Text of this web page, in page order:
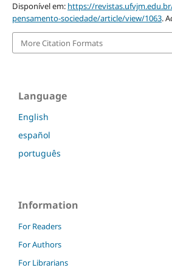
Disponível em: https://
pensamento-sociedade/article/view/1063.
More Citation Formats
Language
English
español
português
Information
For Readers
For Authors
For Librarians